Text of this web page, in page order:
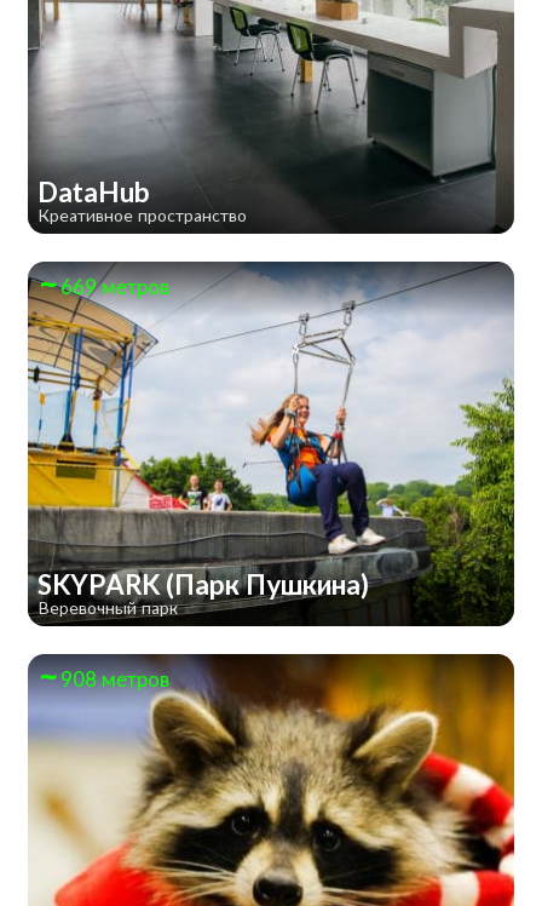
DataHub
Креативное пространство
669 метров
SKYPARK (Парк Пушкина)
Веревочный парк
908 метров